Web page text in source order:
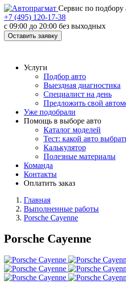
Cервис по
+7 (495) 120-17-38
с 09:00 до 20:00 без выходных
Оставить заявку
Услуги
Подбор авто
Выездная диагностика
Специалист на день
Предложить свой
Уже подобрали
Помощь в выборе авто
Каталог моделей
Тест: какой авто
Калькулятор
Полезные материалы
Команда
Контакты
Оплатить заказ
Главная
Выполненные работы
Porsche Cayenne
Porsche Cayenne